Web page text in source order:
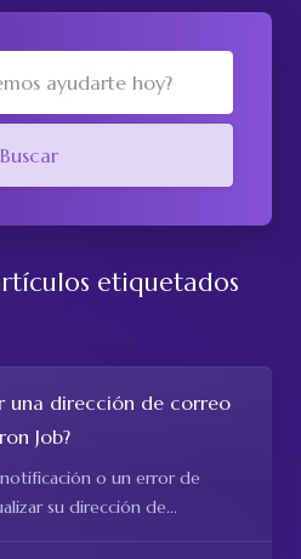
Buscar
etiquetados
una dirección de correo
Job?
o un error de
su dirección de...